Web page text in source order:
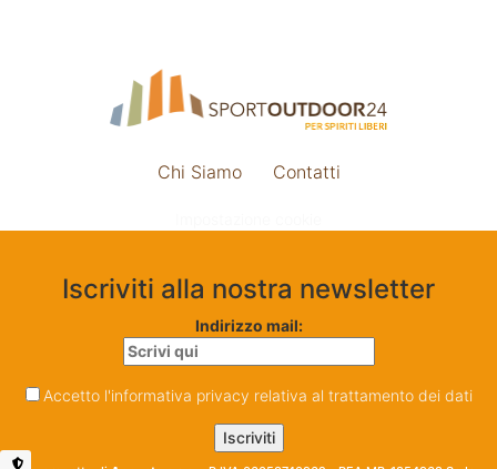
Chi Siamo Contatti
Iscriviti alla nostra newsletter
Indirizzo mail:
Accetto l'informativa privacy relativa al trattamento dei dati